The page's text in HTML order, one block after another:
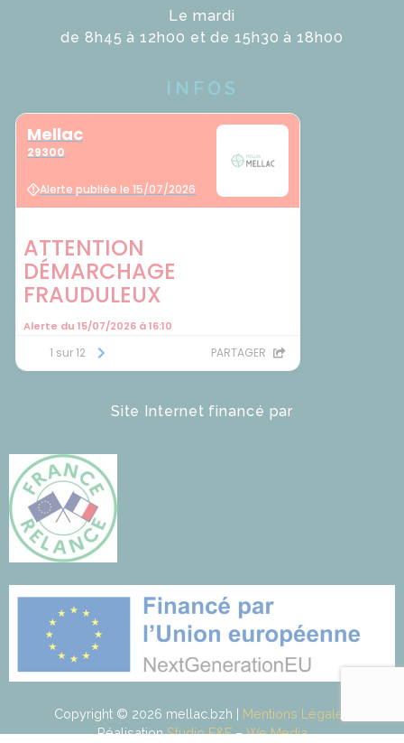
Le mardi
de 8h45 à 12h00 et de 15h30 à 18h00
INFOS
Site Internet financé par
Copyright © 2026 mellac.bzh | Mentions Légales
RéalisationStudio F&F–We Media